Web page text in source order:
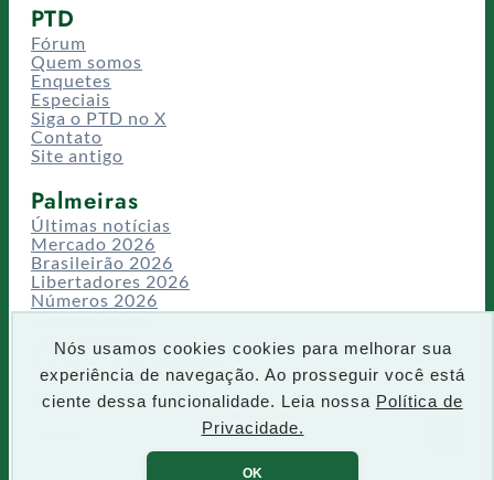
Nós usamos cookies cookies para melhorar sua
experiência de navegação. Ao prosseguir você está
ciente dessa funcionalidade. Leia nossa Política de
Privacidade.
OK
PTD
Fórum
Quem somos
Enquetes
Especiais
Siga o PTD no X
Contato
Site antigo
Palmeiras
Últimas notícias
Mercado 2026
Brasileirão 2026
Libertadores 2026
Números 2026
Campeonatos
CT/Centro de Excelência
Busca
P
e